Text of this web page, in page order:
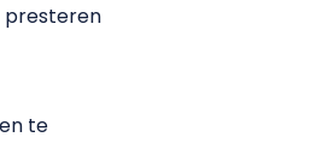
presteren
te